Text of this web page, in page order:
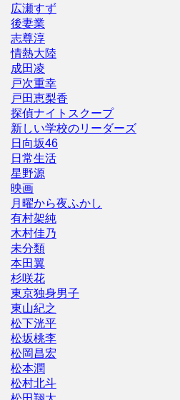
広瀬すず
後妻業
志尊淳
情熱大陸
成田凌
戸次重幸
戸田恵梨香
探偵ナイトスクープ
新しい学校のリーダーズ
日向坂46
日常生活
星野源
映画
月曜から夜ふかし
有村架純
木村佳乃
未分類
本田翼
杉咲花
東京独身男子
東山紀之
松下洸平
松坂桃李
松岡昌宏
松本潤
松村北斗